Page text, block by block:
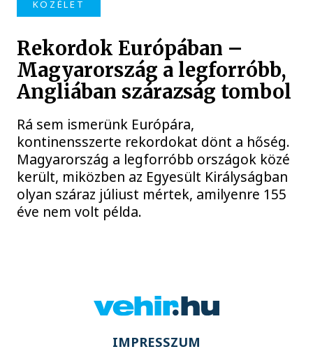
KÖZÉLET
Rekordok Európában –
Magyarország a legforróbb,
Angliában szárazság tombol
Rá sem ismerünk Európára,
kontinensszerte rekordokat dönt a hőség.
Magyarország a legforróbb országok közé
került, miközben az Egyesült Királyságban
olyan száraz júliust mértek, amilyenre 155
éve nem volt példa.
IMPRESSZUM